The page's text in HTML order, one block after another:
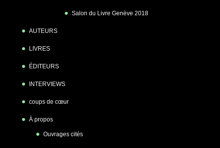
Salon du Livre Genève 2018
AUTEURS
LIVRES
ÉDITEURS
INTERVIEWS
coups de cœur
À propos
Ouvrages cités